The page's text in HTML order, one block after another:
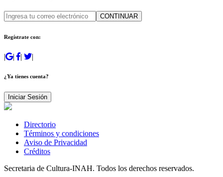
CONTINUAR
Regístrate con:
| | | |
¿Ya tienes cuenta?
Iniciar Sesión
Directorio
Términos y condiciones
Aviso de Privacidad
Créditos
Secretaria de Cultura-INAH. Todos los derechos reservados.